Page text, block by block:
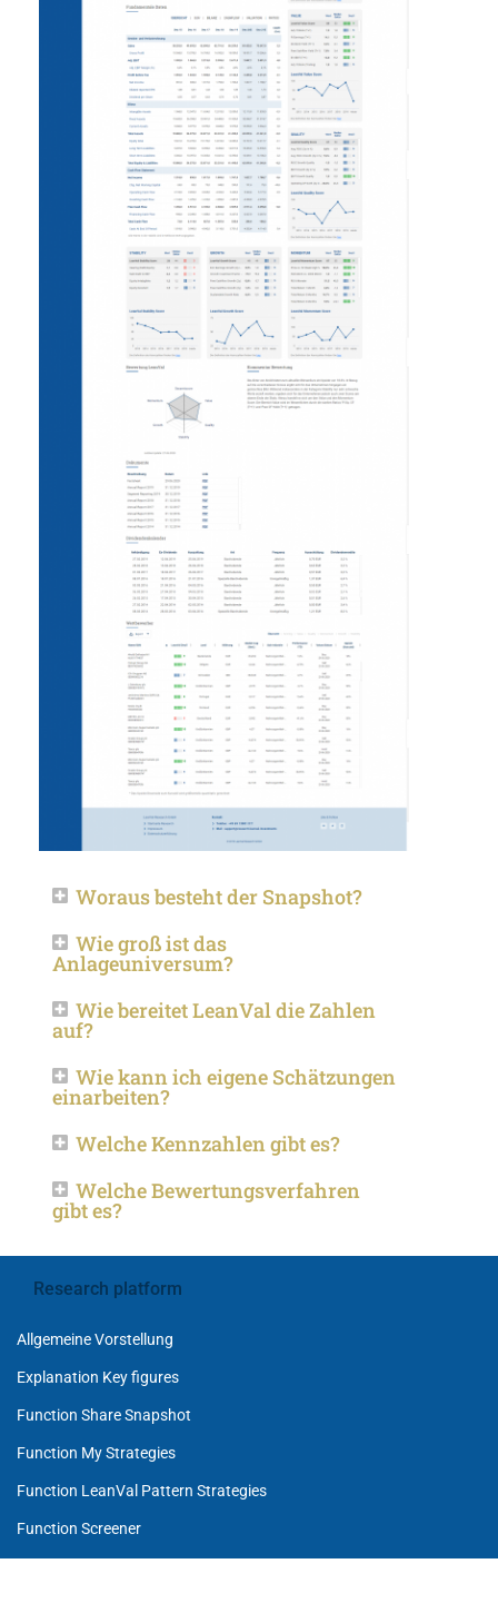
Research platform
Allgemeine Vorstellung
Explanation Key figures
Function Share Snapshot
Function My Strategies
Function LeanVal Pattern Strategies
Function Screener
Woraus besteht der Snapshot?
Wie groß ist das
Anlageuniversum?
Wie bereitet LeanVal die Zahlen
auf?
Wie kann ich eigene Schätzungen
einarbeiten?
Welche Kennzahlen gibt es?
Welche Bewertungsverfahren
gibt es?